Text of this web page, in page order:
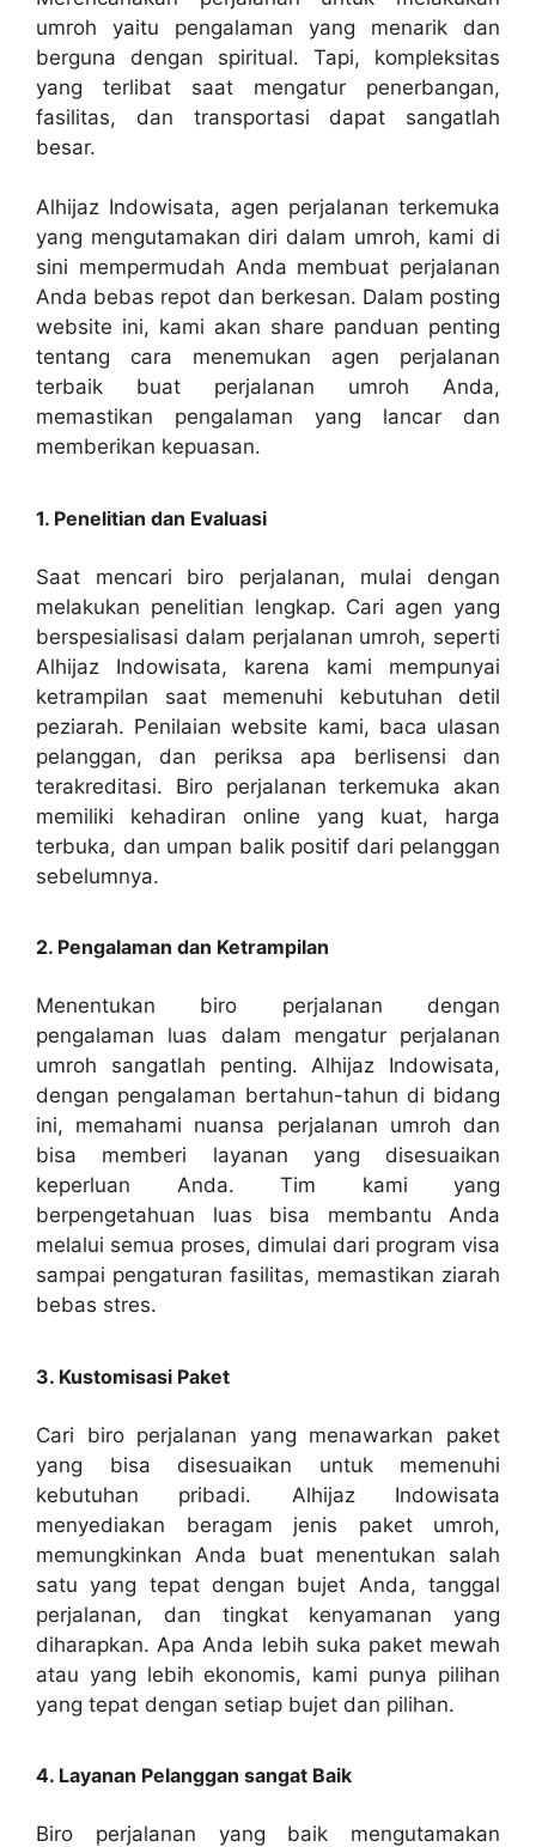
umroh yaitu pengalaman yang menarik dan
berguna dengan spiritual. Tapi, kompleksitas
yang terlibat saat mengatur penerbangan,
fasilitas, dan transportasi dapat sangatlah
besar.
Alhijaz Indowisata, agen perjalanan terkemuka
yang mengutamakan diri dalam umroh, kami di
sini mempermudah Anda membuat perjalanan
Anda bebas repot dan berkesan. Dalam posting
website ini, kami akan share panduan penting
tentang cara menemukan agen perjalanan
terbaik buat perjalanan umroh Anda,
memastikan pengalaman yang lancar dan
memberikan kepuasan.
1. Penelitian dan Evaluasi
Saat mencari biro perjalanan, mulai dengan
melakukan penelitian lengkap. Cari agen yang
berspesialisasi dalam perjalanan umroh, seperti
Alhijaz Indowisata, karena kami mempunyai
ketrampilan saat memenuhi kebutuhan detil
peziarah. Penilaian website kami, baca ulasan
pelanggan, dan periksa apa berlisensi dan
terakreditasi. Biro perjalanan terkemuka akan
memiliki kehadiran online yang kuat, harga
terbuka, dan umpan balik positif dari pelanggan
sebelumnya.
2. Pengalaman dan Ketrampilan
Menentukan biro perjalanan dengan
pengalaman luas dalam mengatur perjalanan
umroh sangatlah penting. Alhijaz Indowisata,
dengan pengalaman bertahun-tahun di bidang
ini, memahami nuansa perjalanan umroh dan
bisa memberi layanan yang disesuaikan
keperluan Anda. Tim kami yang
berpengetahuan luas bisa membantu Anda
melalui semua proses, dimulai dari program visa
sampai pengaturan fasilitas, memastikan ziarah
bebas stres.
3. Kustomisasi Paket
Cari biro perjalanan yang menawarkan paket
yang bisa disesuaikan untuk memenuhi
kebutuhan pribadi. Alhijaz Indowisata
menyediakan beragam jenis paket umroh,
memungkinkan Anda buat menentukan salah
satu yang tepat dengan bujet Anda, tanggal
perjalanan, dan tingkat kenyamanan yang
diharapkan. Apa Anda lebih suka paket mewah
atau yang lebih ekonomis, kami punya pilihan
yang tepat dengan setiap bujet dan pilihan.
4. Layanan Pelanggan sangat Baik
Biro perjalanan yang baik mengutamakan